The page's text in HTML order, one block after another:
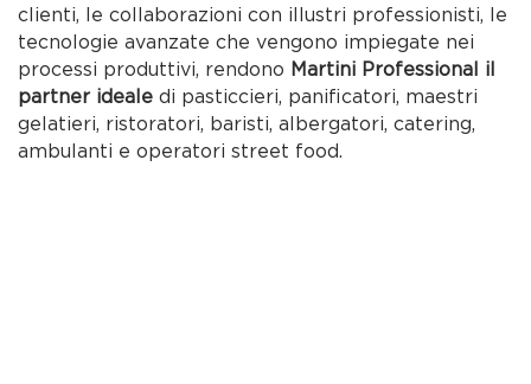
clienti, le collaborazioni con illustri professionisti, le
tecnologie avanzate che vengono impiegate nei
processi produttivi, rendono Martini Professional il
partner ideale di pasticcieri, panificatori, maestri
gelatieri, ristoratori, baristi, albergatori, catering,
ambulanti e operatori street food.